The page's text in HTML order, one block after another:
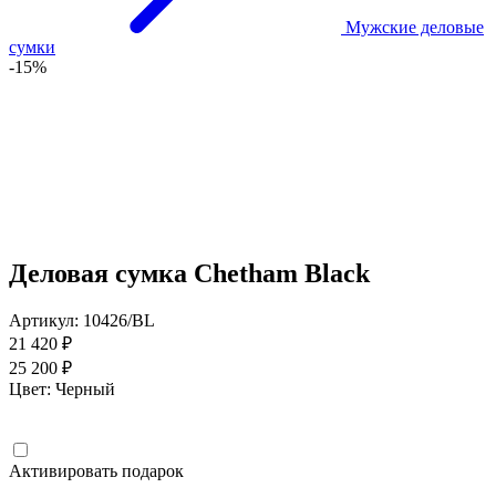
Мужские деловые
сумки
-15%
Деловая сумка Chetham Black
Артикул: 10426/BL
21 420 ₽
25 200 ₽
Цвет: Черный
Активировать подарок